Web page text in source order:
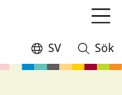
Switch
language,
SV
Öppna
och
Sök